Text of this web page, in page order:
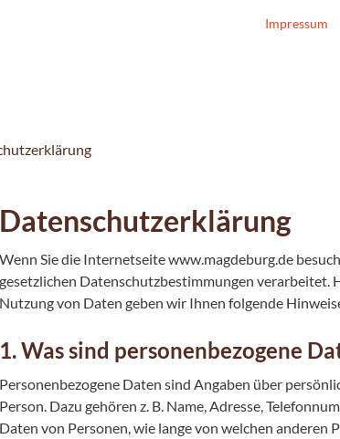
Impressum
Datenschutzerklärung
Wenn Sie die Internetseite www.magdeburg.de
gesetzlichen Datenschutzbestimmungen verarbeitet.
Nutzung von Daten geben wir Ihnen folgende
1. Was sind personenbezogene
Personenbezogene Daten sind Angaben über
Person. Dazu gehören z. B. Name, Adresse,
Daten von Personen, wie lange von welchen